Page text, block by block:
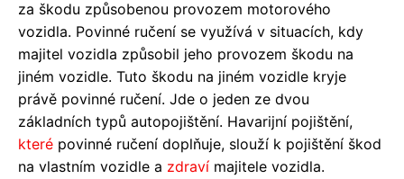
za škodu způsobenou provozem motorového
vozidla. Povinné ručení se využívá v situacích, kdy
majitel vozidla způsobil jeho provozem škodu na
jiném vozidle. Tuto škodu na jiném vozidle kryje
právě povinné ručení. Jde o jeden ze dvou
základních typů autopojištění. Havarijní pojištění,
které povinné ručení doplňuje, slouží k pojištění škod
na vlastním vozidle a zdraví majitele vozidla.